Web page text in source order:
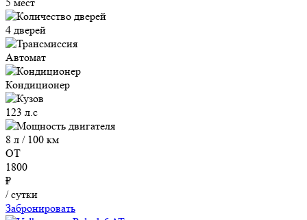
5 мест
4 дверей
Автомат
Кондиционер
123 л.с
8 л / 100 км
ОТ
1800
₽
/ сутки
Забронировать